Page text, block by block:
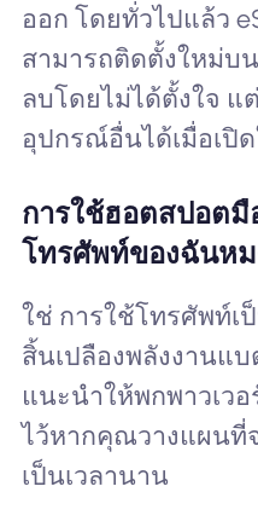
ออก โดยทั่วไปแล้ว
สามารถติดตั้งใหม่บ
ลบโดยไม่ได้ตั้งใจ แ
อุปกรณ์อื่นได้เมื่อเปิ
การใช้ฮอตสปอตมื
โทรศัพท์ของฉันห
ใช่ การใช้โทรศัพท์เ
สิ้นเปลืองพลังงานแ
แนะนำให้พกพาวเว
ไว้หากคุณวางแผนที่
เป็นเวลานาน